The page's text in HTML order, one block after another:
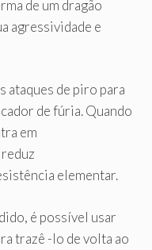
de um dragão
agressividade e
ataques de piro para
de fúria. Quando
em
elementar.
é possível usar
trazê -lo de volta ao